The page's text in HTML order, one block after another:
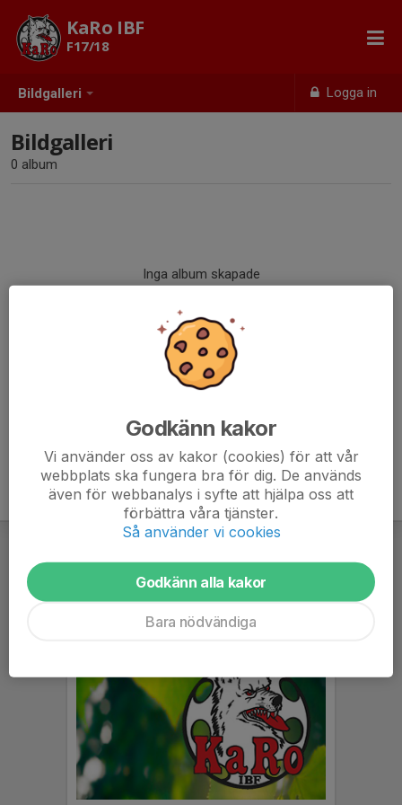
Bildgalleri Logga in
KaRo IBF
F17/18
Bildgalleri
0 album
Inga album skapade
Godkänn kakor
Vi använder oss av kakor (cookies) för att vår
webbplats ska fungera bra för dig. De används
även för webbanalys i syfte att hjälpa oss att
förbättra våra tjänster.
Så använder vi cookies
Godkänn alla kakor
Bara nödvändiga